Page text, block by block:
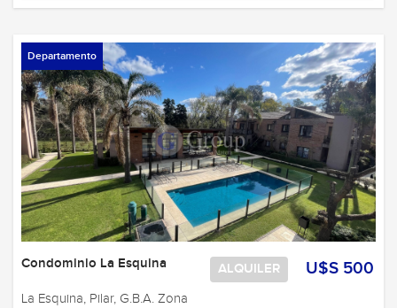
Departamento
U$S 500
ALQUILER
Condominio La Esquina
La Esquina, Pilar, G.B.A. Zona